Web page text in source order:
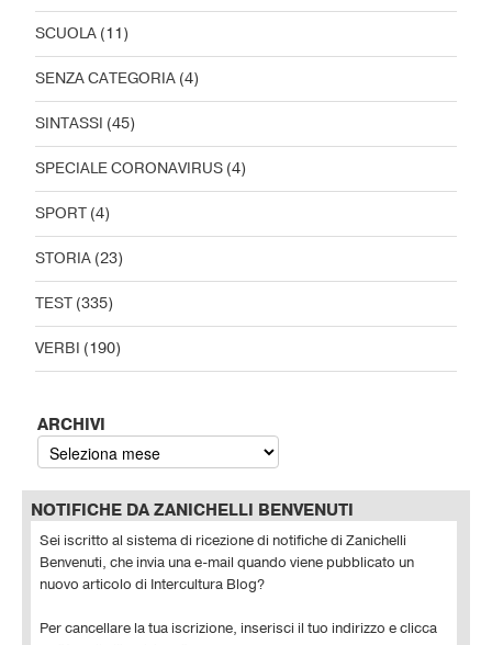
SCUOLA (11)
SENZA CATEGORIA (4)
SINTASSI (45)
SPECIALE CORONAVIRUS (4)
SPORT (4)
STORIA (23)
TEST (335)
VERBI (190)
ARCHIVI
NOTIFICHE DA ZANICHELLI BENVENUTI
Sei iscritto al sistema di ricezione di notifiche di Zanichelli
Benvenuti, che invia una e-mail quando viene pubblicato un
nuovo articolo di Intercultura Blog?
Per cancellare la tua iscrizione, inserisci il tuo indirizzo e clicca